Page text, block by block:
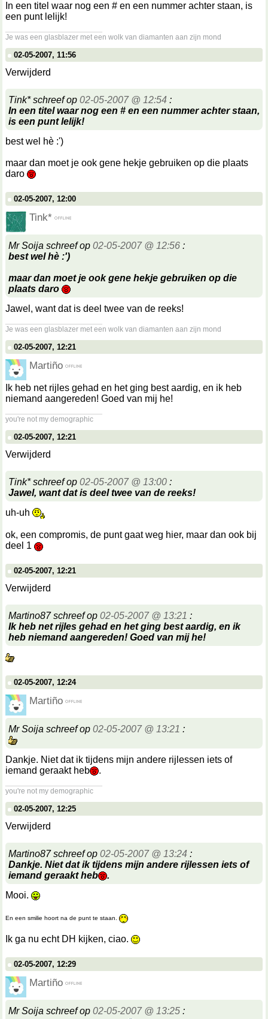
In een titel waar nog een # en een nummer achter staan, is
een punt lelijk!
Je was een glasblazer met een wolk van diamanten aan zijn mond
02-05-2007, 11:56
Verwijderd
Tink* schreef op 02-05-2007 @ 12:54 :
In een titel waar nog een # en een nummer achter staan,
is een punt lelijk!
best wel hè :')
maar dan moet je ook gene hekje gebruiken op die plaats
daro
02-05-2007, 12:00
Tink*
Mr Soija schreef op 02-05-2007 @ 12:56 :
best wel hè :')
maar dan moet je ook gene hekje gebruiken op die
plaats daro
Jawel, want dat is deel twee van de reeks!
Je was een glasblazer met een wolk van diamanten aan zijn mond
02-05-2007, 12:21
Martiño
Ik heb net rijles gehad en het ging best aardig, en ik heb
niemand aangereden! Goed van mij he!
you're not my demographic
02-05-2007, 12:21
Verwijderd
Tink* schreef op 02-05-2007 @ 13:00 :
Jawel, want dat is deel twee van de reeks!
uh-uh
ok, een compromis, de punt gaat weg hier, maar dan ook bij
deel 1
02-05-2007, 12:21
Verwijderd
Martino87 schreef op 02-05-2007 @ 13:21 :
Ik heb net rijles gehad en het ging best aardig, en ik
heb niemand aangereden! Goed van mij he!
02-05-2007, 12:24
Martiño
Mr Soija schreef op 02-05-2007 @ 13:21 :
Dankje. Niet dat ik tijdens mijn andere rijlessen iets of
iemand geraakt heb
.
you're not my demographic
02-05-2007, 12:25
Verwijderd
Martino87 schreef op 02-05-2007 @ 13:24 :
Dankje. Niet dat ik tijdens mijn andere rijlessen iets of
iemand geraakt heb
.
Mooi.
En een smilie hoort na de punt te staan.
Ik ga nu echt DH kijken, ciao.
02-05-2007, 12:29
Martiño
Mr Soija schreef op 02-05-2007 @ 13:25 :